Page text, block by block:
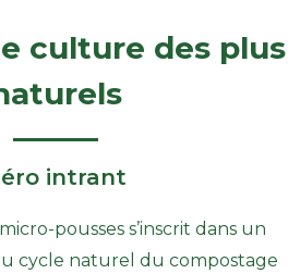
culture des plus
intrant
pousses s’inscrit dans un
cycle naturel du compostage